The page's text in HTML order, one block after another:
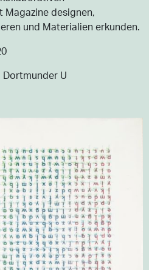
designen,
und Materialien erkunden.
Dortmunder U